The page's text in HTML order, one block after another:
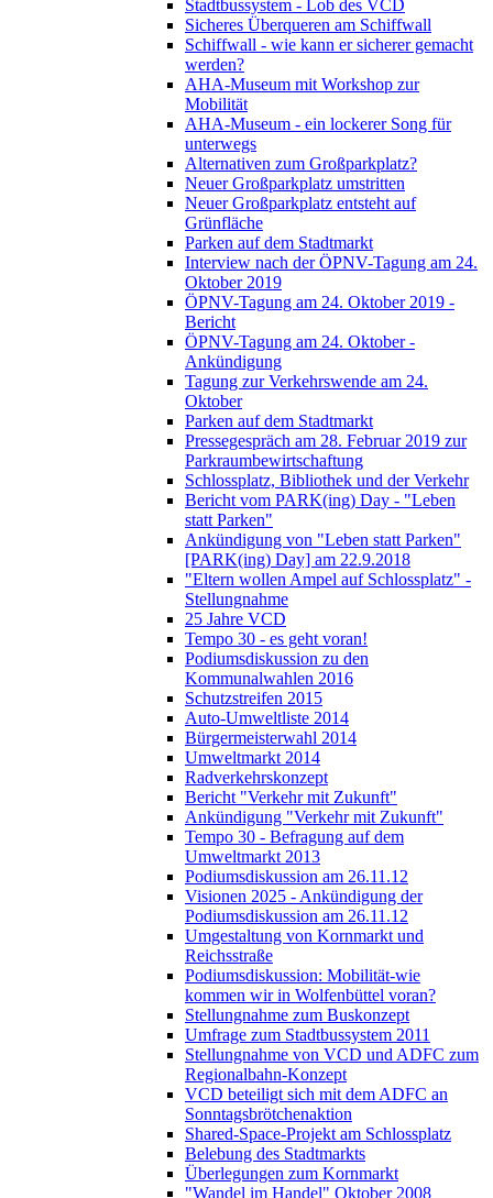
Stadtbussystem - Lob des VCD
Sicheres Überqueren am Schiffwall
Schiffwall - wie kann er sicherer gemacht
werden?
AHA-Museum mit Workshop zur
Mobilität
AHA-Museum - ein lockerer Song für
unterwegs
Alternativen zum Großparkplatz?
Neuer Großparkplatz umstritten
Neuer Großparkplatz entsteht auf
Grünfläche
Parken auf dem Stadtmarkt
Interview nach der ÖPNV-Tagung am 24.
Oktober 2019
ÖPNV-Tagung am 24. Oktober 2019 -
Bericht
ÖPNV-Tagung am 24. Oktober -
Ankündigung
Tagung zur Verkehrswende am 24.
Oktober
Parken auf dem Stadtmarkt
Pressegespräch am 28. Februar 2019 zur
Parkraumbewirtschaftung
Schlossplatz, Bibliothek und der Verkehr
Bericht vom PARK(ing) Day - "Leben
statt Parken"
Ankündigung von "Leben statt Parken"
[PARK(ing) Day] am 22.9.2018
"Eltern wollen Ampel auf Schlossplatz" -
Stellungnahme
25 Jahre VCD
Tempo 30 - es geht voran!
Podiumsdiskussion zu den
Kommunalwahlen 2016
Schutzstreifen 2015
Auto-Umweltliste 2014
Bürgermeisterwahl 2014
Umweltmarkt 2014
Radverkehrskonzept
Bericht "Verkehr mit Zukunft"
Ankündigung "Verkehr mit Zukunft"
Tempo 30 - Befragung auf dem
Umweltmarkt 2013
Podiumsdiskussion am 26.11.12
Visionen 2025 - Ankündigung der
Podiumsdiskussion am 26.11.12
Umgestaltung von Kornmarkt und
Reichsstraße
Podiumsdiskussion: Mobilität-wie
kommen wir in Wolfenbüttel voran?
Stellungnahme zum Buskonzept
Umfrage zum Stadtbussystem 2011
Stellungnahme von VCD und ADFC zum
Regionalbahn-Konzept
VCD beteiligt sich mit dem ADFC an
Sonntagsbrötchenaktion
Shared-Space-Projekt am Schlossplatz
Belebung des Stadtmarkts
Überlegungen zum Kornmarkt
"Wandel im Handel" Oktober 2008